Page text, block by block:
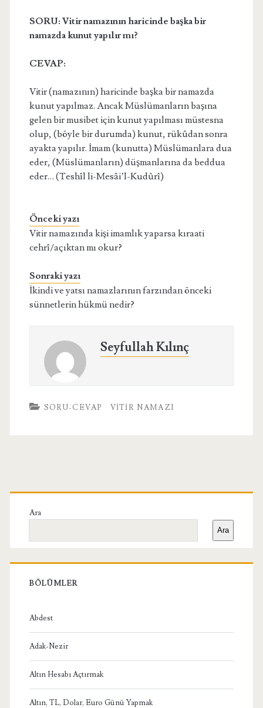
SORU: Vitirnamazının haricinde başka bir
namazda kunut yapılır mı?
CEVAP:
Vitir (namazının) haricinde başka bir namazda
kunut yapılmaz. Ancak Müslümanların başına
gelen bir musibet için kunut yapılması müstesna
olup, (böyle bir durumda) kunut, rükûdan sonra
ayakta yapılır. İmam (kunutta) Müslümanlara dua
eder, (Müslümanların) düşmanlarına da beddua
eder… (Teshîl li-Mesâi’l-Kudûrî)
Önceki yazı
Vitir namazında kişi imamlık yaparsa kıraati
cehrî/açıktan mı okur?
Sonraki yazı
İkindi ve yatsı namazlarının farzından önceki
sünnetlerin hükmü nedir?
Seyfullah Kılınç
SORU-CEVAP VITIR NAMAZI
Birincil
Yan
Menü
Ara
Ara
BÖLÜMLER
Abdest
Adak-Nezir
Altın Hesabı Açtırmak
Altın, TL, Dolar, Euro Günü Yapmak